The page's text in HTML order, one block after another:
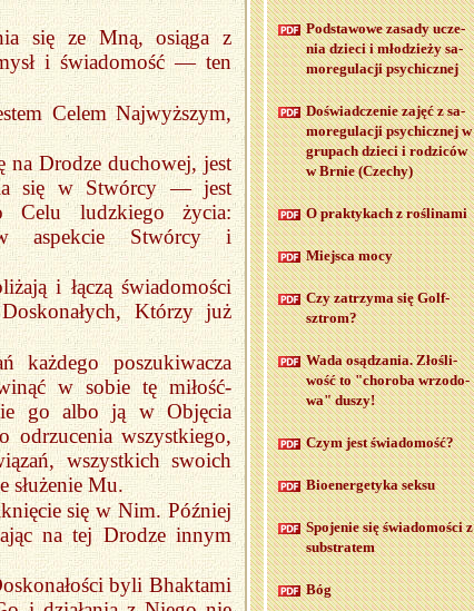
się ze Mną, osiąga z
i świadomość — ten
Celem Najwyższym,
na Drodze duchowej, jest
się w Stwórcy — jest
Celu ludzkiego życia:
aspekcie Stwórcy i
i łączą świadomości
Którzy już
każdego poszukiwacza
w sobie tę miłość-
go albo ją w Objęcia
odrzucenia wszystkiego,
wszystkich swoich
Mu.
się w Nim. Później
na tej Drodze innym
byli Bhaktami
Pod­sta­wo­we za­sa­dy ucze­
nia dzie­ci i mło­dzie­ży sa­
mo­re­gu­la­cji psy­chicz­nej
Do­świad­cze­nie zajęć z sa­
mo­re­gu­la­cji psy­chicz­nej w
gru­pach dzie­ci i ro­dzi­ców
w Brnie (Cze­chy)
O prak­ty­kach z ro­śli­na­mi
Miej­sca mocy
Czy za­trzy­ma się Golf­
sztrom?
Wada osą­dza­nia. Zło­śli­
wość to "cho­ro­ba wrzo­do­
wa" duszy!
Czym jest świa­do­mość?
Bio­ener­ge­ty­ka seksu
Spo­je­nie się świa­do­mo­ści z
sub­stra­tem
Bóg